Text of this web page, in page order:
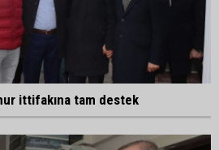
ittifakına tam destek